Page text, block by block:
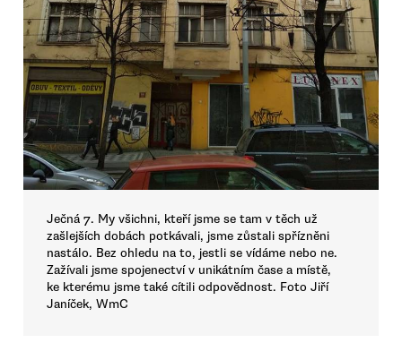
Ječná 7. My všichni, kteří jsme se tam v těch už
zašlejších dobách potkávali, jsme zůstali spřízněni
nastálo. Bez ohledu na to, jestli se vídáme nebo ne.
Zažívali jsme spojenectví v unikátním čase a místě,
ke kterému jsme také cítili odpovědnost. Foto Jiří
Janíček, WmC